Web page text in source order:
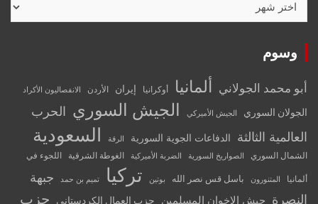
وسوم
أبو محمد الجولاني ألمانيا أوكرانيا إيران الأردن الانفصاليون الأكراد
الجولان السوري الجيش الأميركي الجيش السوري الحرب
العالمية الثالثة
الدفاعات الجوية السورية الرقة السعودية
الشمال السوري الصواريخ السورية الضربة الأميركية الغوطة الشرقية اللجوء في
ألمانيا المتنورون باسل قس نصر الله بوتين تركيا تميم بن حمد
جبهة
النصرة
جيش الإخوان المسلمين حزب العمال الكردستاني حزب